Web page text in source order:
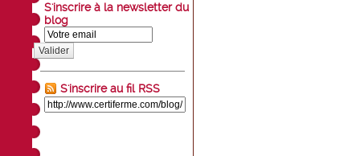
S'inscrire à la newsletter du
blog
Valider
S'inscrire au fil RSS